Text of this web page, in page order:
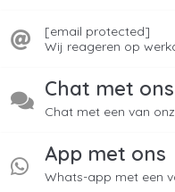
[email protected]
Wij reageren op
Chat met ons
Chat met een van
App met ons
Whats-app met een